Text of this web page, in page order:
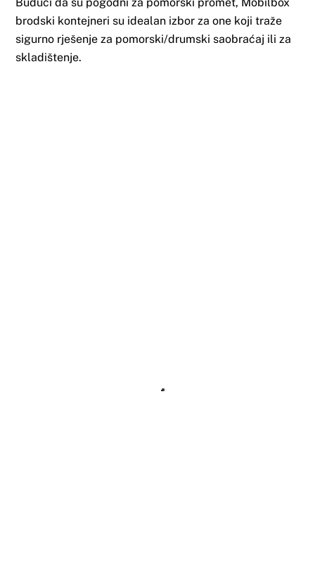
brodski kontejneri su idealan izbor za one koji traže
sigurno rješenje za pomorski/drumski saobraćaj ili za
skladištenje.